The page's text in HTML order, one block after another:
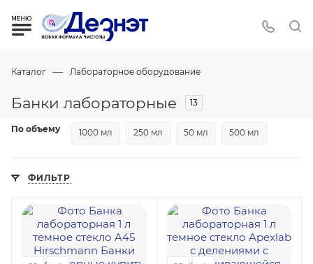
Каталог — Лабораторное оборудование
Банки лабораторные 13
По объему 1000 мл 250 мл 50 мл 500 мл
ФИЛЬТР